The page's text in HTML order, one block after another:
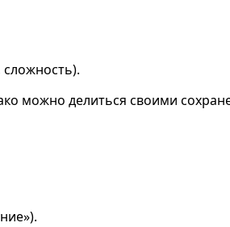
можно делиться своими